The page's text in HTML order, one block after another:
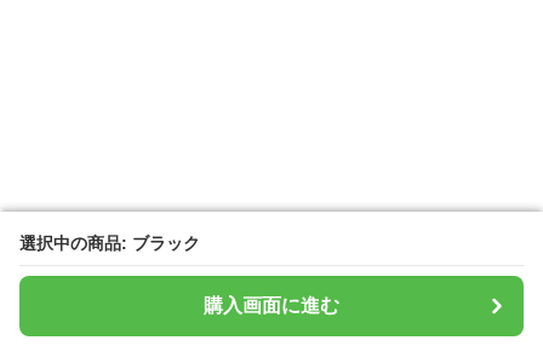
選択中の商品: ブラック
購入画面に進む
選択中の商品: ブラック
購入画面に進む